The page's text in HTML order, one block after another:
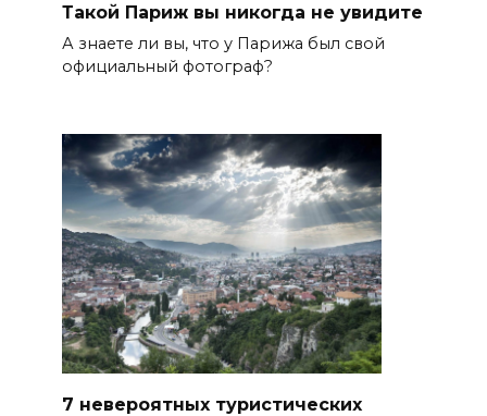
Такой Париж вы никогда не увидите
А знаете ли вы, что у Парижа был свой
официальный фотограф?
7 невероятных туристических